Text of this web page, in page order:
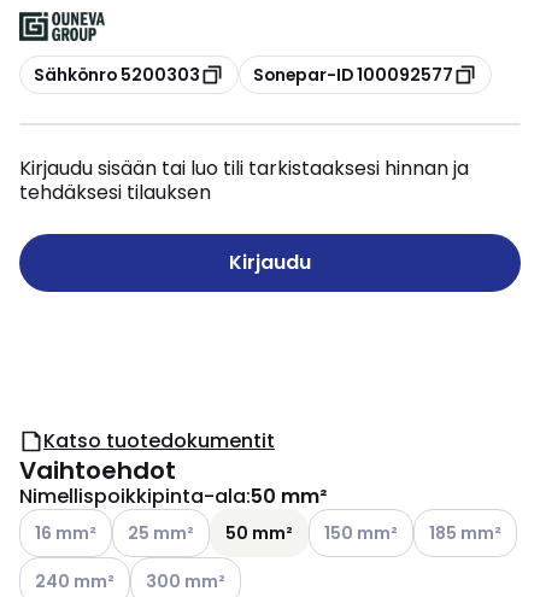
Kopioi
Sähkönro 5200303 Kopioi
Sonepar-ID 100092577
Kirjaudu sisään tai luo tili tarkistaaksesi hinnan ja
tehdäksesi tilauksen
Kirjaudu
Katso tuotedokumentit
Vaihtoehdot
Nimellispoikkipinta-ala:50 mm²
Katso käytettävissä olevat vaihtoehdot
16 mm² Katso käytettävissä olevat vaihtoehdot
25 mm² 50 mm² Katso käytettävissä
150 mm² Katso
185 mm²
Katso käytettävissä olevat vaihtoehdot
240 mm² Katso käytettävissä olevat vaihtoehdot
300 mm²